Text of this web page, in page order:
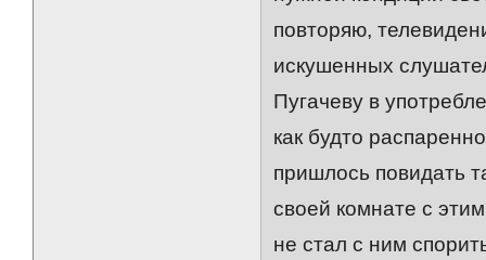
повторяю,
искушенных
Пугачеву в
как будто
пришлось повидать
своей комнате с
не стал с ним